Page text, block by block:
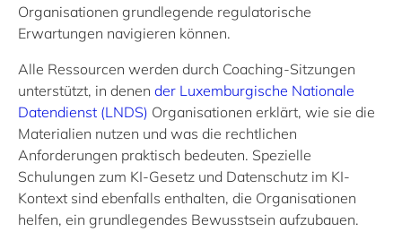
Organisationen grundlegende regulatorische
Erwartungen navigieren können.
Alle Ressourcen werden durch Coaching-Sitzungen
unterstützt, in denen der Luxemburgische Nationale
Datendienst (LNDS) Organisationen erklärt, wie sie die
Materialien nutzen und was die rechtlichen
Anforderungen praktisch bedeuten. Spezielle
Schulungen zum KI-Gesetz und Datenschutz im KI-
Kontext sind ebenfalls enthalten, die Organisationen
helfen, ein grundlegendes Bewusstsein aufzubauen.